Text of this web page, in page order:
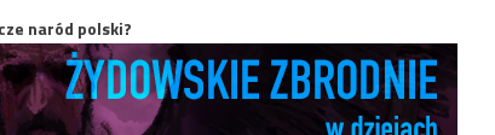
naród polski?